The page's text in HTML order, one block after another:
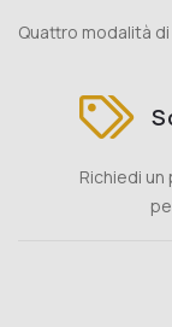
Quattro modalità
Richiedi